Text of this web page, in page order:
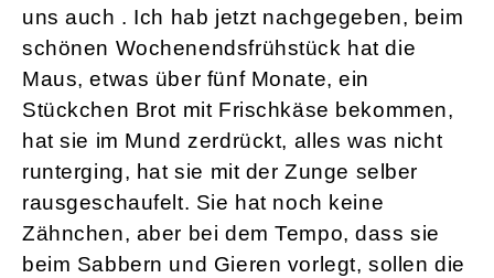
uns auch . Ich hab jetzt nachgegeben, beim
schönen Wochenendsfrühstück hat die
Maus, etwas über fünf Monate, ein
Stückchen Brot mit Frischkäse bekommen,
hat sie im Mund zerdrückt, alles was nicht
runterging, hat sie mit der Zunge selber
rausgeschaufelt. Sie hat noch keine
Zähnchen, aber bei dem Tempo, dass sie
beim Sabbern und Gieren vorlegt, sollen die